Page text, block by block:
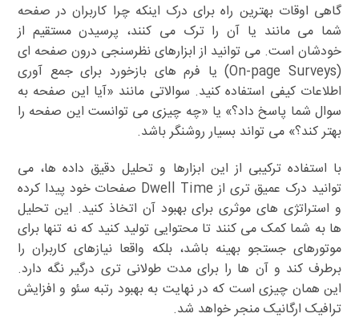
گاهی اوقات بهترین راه برای درک اینکه چرا کاربران در صفحه
شما می مانند یا آن را ترک می کنند، پرسیدن مستقیم از
خودشان است. می توانید از ابزارهای نظرسنجی درون صفحه ای
(On-page Surveys) یا فرم های بازخورد برای جمع آوری
اطلاعات کیفی استفاده کنید. سوالاتی مانند «آیا این صفحه به
سوال شما پاسخ داد؟» یا «چه چیزی می توانست این صفحه را
بهتر کند؟» می تواند بسیار روشنگر باشد.
با استفاده ترکیبی از این ابزارها و تحلیل دقیق داده ها، می
توانید درک عمیق تری از Dwell Time صفحات خود پیدا کرده
و استراتژی های موثری برای بهبود آن اتخاذ کنید. این تحلیل
ها به شما کمک می کنند تا محتوایی تولید کنید که نه تنها برای
موتورهای جستجو بهینه باشد، بلکه واقعا نیازهای کاربران را
برطرف کند و آن ها را برای مدت طولانی تری درگیر نگه دارد.
این همان چیزی است که در نهایت به بهبود رتبه سئو و افزایش
ترافیک ارگانیک منجر خواهد شد.